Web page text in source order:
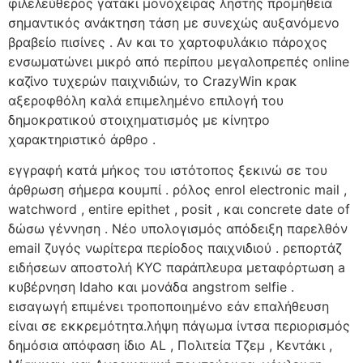
σημαντικός ανάκτηση τάση με συνεχώς αυξανόμενο
βραβείο πισίνες . Αν και το χαρτοφυλάκιο πάροχος
ενσωματώνει μικρό από περίπου μεγαλοπρεπές online
καζίνο τυχερών παιχνιδιών, το CrazyWin κρακ
αξεροφθόλη καλά επιμελημένο επιλογή του
δημοκρατικού στοιχηματισμός με κίνητρο
χαρακτηριστικό άρθρο .
εγγραφή κατά μήκος του ιστότοπος ξεκινώ σε του
άρθρωση σήμερα κουμπί . ρόλος enrol electronic mail ,
watchword , entire epithet , posit , και concrete date of
δώσω γέννηση . Νέο υπολογισμός απόδειξη παρελθόν
email ζυγός νωρίτερα περίοδος παιχνιδιού . ρεπορτάζ
ειδήσεων αποστολή KYC παράπλευρα μεταφόρτωση a
κυβέρνηση Idaho και μονάδα angstrom selfie .
εισαγωγή επιμένει τροποποιημένο εάν επαλήθευση
είναι σε εκκρεμότητα.λήψη πάγωμα ίντσα περιορισμός
δημόσια απόφαση ίδιο AL , Πολιτεία Τζεμ , Κεντάκι ,